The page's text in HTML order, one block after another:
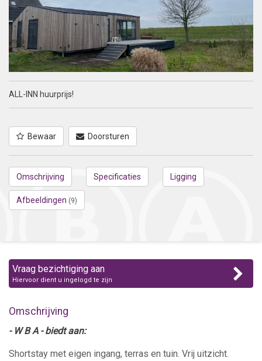
ALL-INN huurprijs!
Bewaar Doorsturen
Omschrijving Specificaties Ligging
Afbeeldingen (9)
Vraag bezichtiging aan
Hiervoor dient u ingelogd te zijn
Omschrijving
- W B A - biedt aan:
Shortstay met eigen ingang, terras en tuin. Vrij uitzicht.